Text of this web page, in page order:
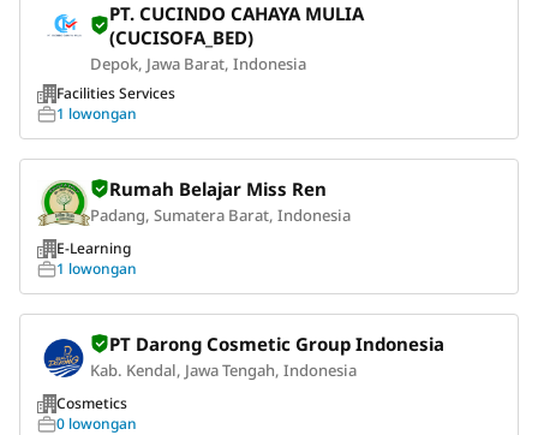
PT. CUCINDO CAHAYA MULIA
(CUCISOFA_BED)
Depok, Jawa Barat, Indonesia
Facilities Services
1 lowongan
Rumah Belajar Miss Ren
Padang, Sumatera Barat, Indonesia
E-Learning
1 lowongan
PT Darong Cosmetic Group Indonesia
Kab. Kendal, Jawa Tengah, Indonesia
Cosmetics
0 lowongan